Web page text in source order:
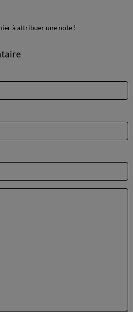
à attribuer une note !